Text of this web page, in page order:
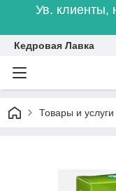
Ув. клиенты,
Кедровая Лавка
Товары и услуги